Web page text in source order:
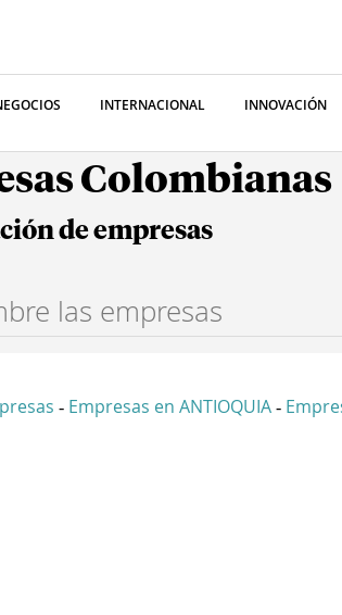
INTERNACIONAL INNOVACIÓN
Colombianas
de empresas
- Empresas en ANTIOQUIA -